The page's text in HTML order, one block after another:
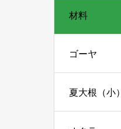
材料
ゴーヤ
夏大根（小）